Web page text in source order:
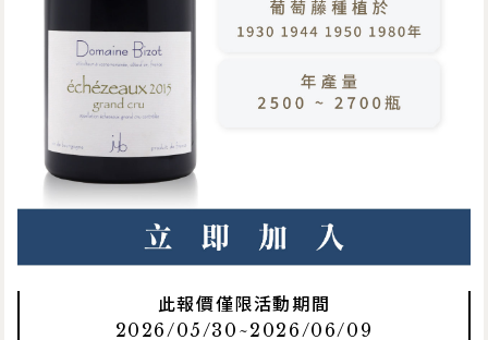
此報價僅限活動期間
2026/05/30~2026/06/09